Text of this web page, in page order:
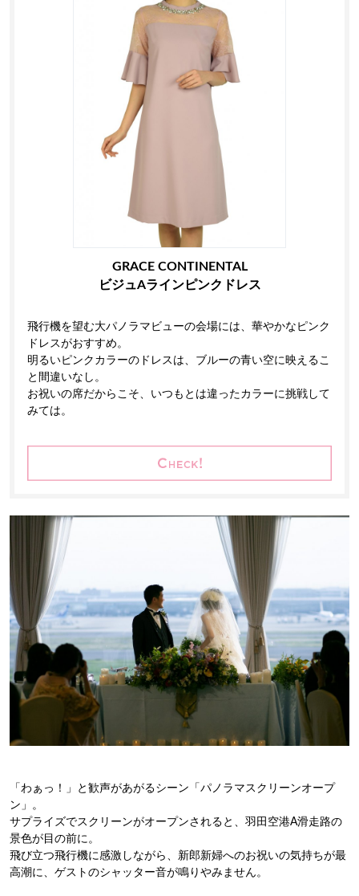
GRACE CONTINENTAL
ビジュAラインピンクドレス
飛行機を望む大パノラマビューの会場には、華やかなピンク
ドレスがおすすめ。
明るいピンクカラーのドレスは、ブルーの青い空に映えるこ
と間違いなし。
お祝いの席だからこそ、いつもとは違ったカラーに挑戦して
みては。
「わぁっ！」と歓声があがるシーン「パノラマスクリーンオープ
ン」。
サプライズでスクリーンがオープンされると、羽田空港A滑走路の
景色が目の前に。
飛び立つ飛行機に感激しながら、新郎新婦へのお祝いの気持ちが最
高潮に、ゲストのシャッター音が鳴りやみません。